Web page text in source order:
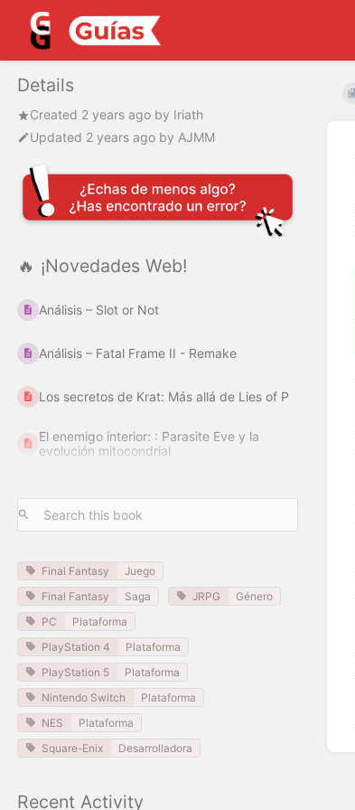
Details
Created 2 years ago by Iriath
Updated 2 years ago by AJMM
🔥 ¡Novedades Web!
Análisis – Slot or Not
Análisis – Fatal Frame II - Remake
Los secretos de Krat: Más allá de Lies of P
El enemigo interior: : Parasite Eve y la
evolución mitocondrial
Final Fantasy
Juego
Final Fantasy
Saga JRPG
Género
PC
Plataforma
PlayStation 4
Plataforma
PlayStation 5
Plataforma
Nintendo Switch
Plataforma
NES
Plataforma
Square-Enix
Desarrolladora
Recent Activity